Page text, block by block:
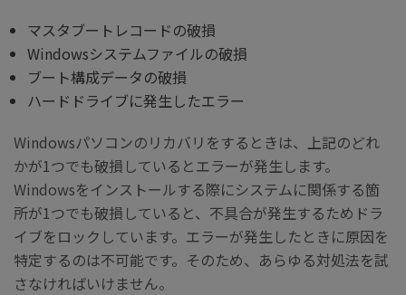
マスタブートレコードの破損
Windowsシステムファイルの破損
ブート構成データの破損
ハードドライブに発生したエラー
Windowsパソコンのリカバリをするときは、上記のどれ
かが1つでも破損しているとエラーが発生します。
Windowsをインストールする際にシステムに関係する箇
所が1つでも破損していると、不具合が発生するためドラ
イブをロックしています。エラーが発生したときに原因を
特定するのは不可能です。そのため、あらゆる対処法を試
さなければいけません。